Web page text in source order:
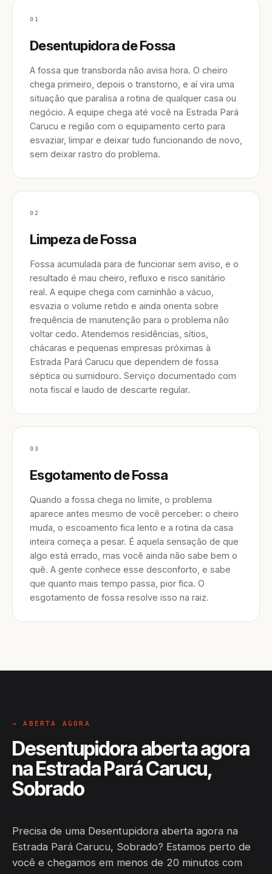
01
Desentupidora de Fossa
A fossa que transborda não avisa hora. O cheiro
chega primeiro, depois o transtorno, e aí vira uma
situação que paralisa a rotina de qualquer casa ou
negócio. A equipe chega até você na Estrada Pará
Carucu e região com o equipamento certo para
esvaziar, limpar e deixar tudo funcionando de novo,
sem deixar rastro do problema.
02
Limpeza de Fossa
Fossa acumulada para de funcionar sem aviso, e o
resultado é mau cheiro, refluxo e risco sanitário
real. A equipe chega com caminhão a vácuo,
esvazia o volume retido e ainda orienta sobre
frequência de manutenção para o problema não
voltar cedo. Atendemos residências, sítios,
chácaras e pequenas empresas próximas à
Estrada Pará Carucu que dependem de fossa
séptica ou sumidouro. Serviço documentado com
nota fiscal e laudo de descarte regular.
03
Esgotamento de Fossa
Quando a fossa chega no limite, o problema
aparece antes mesmo de você perceber: o cheiro
muda, o escoamento fica lento e a rotina da casa
inteira começa a pesar. É aquela sensação de que
algo está errado, mas você ainda não sabe bem o
quê. A gente conhece esse desconforto, e sabe
que quanto mais tempo passa, pior fica. O
esgotamento de fossa resolve isso na raiz.
→ ABERTA AGORA
Desentupidora aberta agora
na Estrada Pará Carucu,
Sobrado
Precisa de uma Desentupidora aberta agora na
Estrada Pará Carucu, Sobrado? Estamos perto de
você e chegamos em menos de 20 minutos com